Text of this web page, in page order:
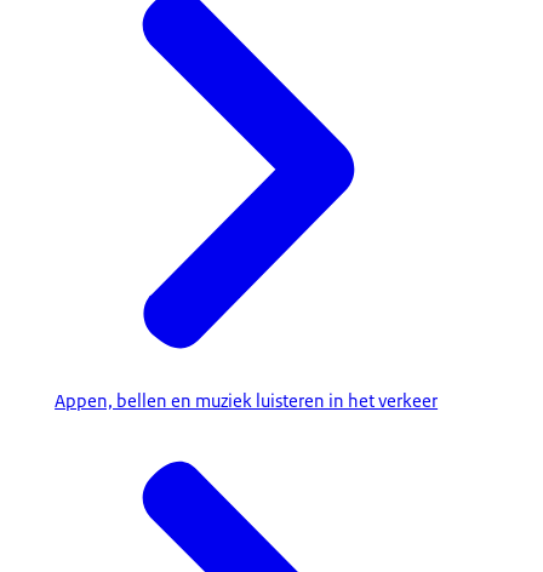
Appen, bellen en muziek luisteren in het verkeer